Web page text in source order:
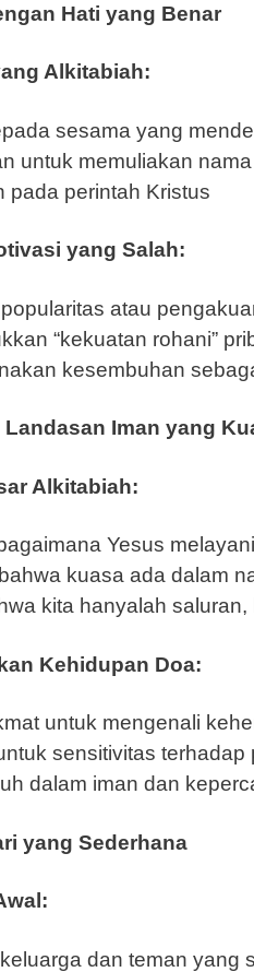
Hati yang Benar
Alkitabiah:
sesama yang
untuk memuliakan
pada perintah Kristus
yang Salah:
atau
“kekuatan rohani”
kesembuhan
Iman yang
Alkitabiah:
Yesus
kuasa ada dalam
kita hanyalah
Kehidupan Doa:
untuk mengenali
sensitivitas terhadap
dalam iman dan
yang Sederhana
dan teman yang